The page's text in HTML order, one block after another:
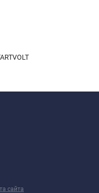
сайта